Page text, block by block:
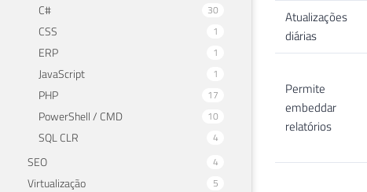
C# 30
CSS 1
ERP 1
JavaScript 1
PHP 17
PowerShell / CMD 10
SQL CLR 4
SEO 4
Virtualização 5
Atualizações
diárias
Permite
embeddar
relatórios